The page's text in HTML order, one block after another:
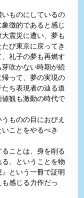
ものにしているの
徴的であると感じ
震災に遭い、夢も
び東京に戻ってき
礼子の夢も再燃す
吹かない時期が続
って、夢の実現の
ち表現者の辿る道
観も激動の時代で
ものの目におびえ
ことをやるべき
ことは、身を削る
、ということを物
という一冊で証明
感じる力作だっ